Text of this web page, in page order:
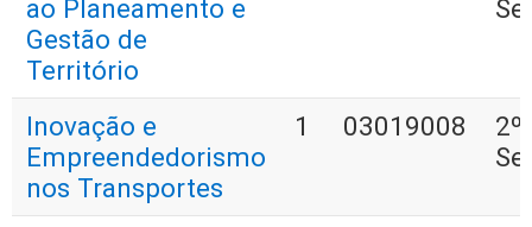
ao Planeamento e
Gestão de
Território
Inovação e
Empreendedorismo
nos Transportes
1 03019008
2º